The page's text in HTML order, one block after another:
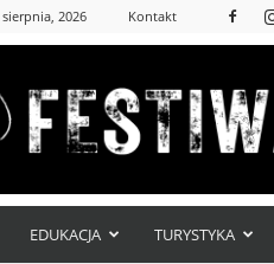
2026 Kontakt
EDUKACJA TURYSTYKA